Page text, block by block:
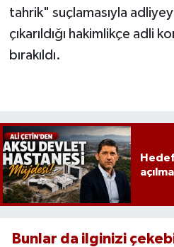
tahrik" suçlamasıyla
çıkarıldığı hakimlikçe adli
bırakıldı.
Bunlar da ilginizi